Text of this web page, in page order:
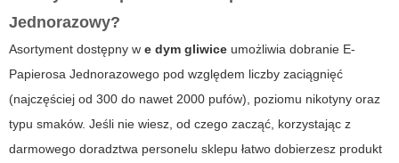
Jednorazowy?
Asortyment dostępny w e dym gliwice umożliwia dobranie E-
Papierosa Jednorazowego pod względem liczby zaciągnięć
(najczęściej od 300 do nawet 2000 pufów), poziomu nikotyny oraz
typu smaków. Jeśli nie wiesz, od czego zacząć, korzystając z
darmowego doradztwa personelu sklepu łatwo dobierzesz produkt